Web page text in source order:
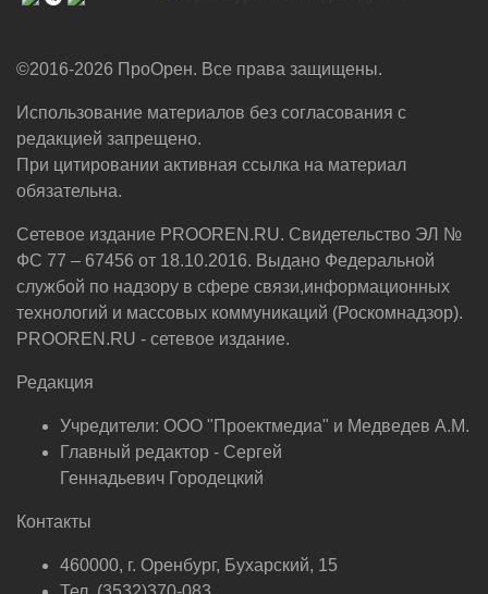
©2016-2026 ПроОрен. Все права защищены.
Использование материалов без согласования с
редакцией запрещено.
При цитировании активная ссылка на материал
обязательна.
Сетевое издание PROOREN.RU. Свидетельство ЭЛ №
ФС 77 – 67456 от 18.10.2016. Выдано Федеральной
службой по надзору в сфере связи,информационных
технологий и массовых коммуникаций (Роскомнадзор).
PROOREN.RU - сетевое издание.
Редакция
Учредители: ООО "Проектмедиа" и Медведев А.М.
Главный редактор - Сергей
Геннадьевич Городецкий
Контакты
460000, г. Оренбург, Бухарский, 15